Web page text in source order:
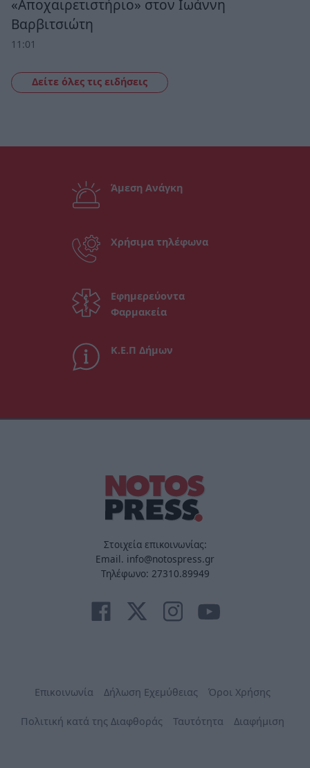
«Αποχαιρετιστήριο» στον Ιωάννη
Βαρβιτσιώτη
11:01
Δείτε όλες τις ειδήσεις
Άμεση Ανάγκη
Χρήσιμα τηλέφωνα
Εφημερεύοντα
Φαρμακεία
Κ.Ε.Π Δήμων
Στοιχεία επικοινωνίας:
Email. info@notospress.gr
Τηλέφωνο: 27310.89949
Επικοινωνία Δήλωση Εχεμύθειας Όροι Χρήσης
Πολιτική κατά της Διαφθοράς Ταυτότητα Διαφήμιση